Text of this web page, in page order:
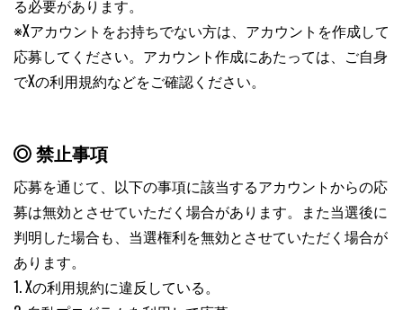
る必要があります。
※Xアカウントをお持ちでない方は、アカウントを作成して
応募してください。アカウント作成にあたっては、ご自身
でXの利用規約などをご確認ください。
禁止事項
応募を通じて、以下の事項に該当するアカウントからの応
募は無効とさせていただく場合があります。また当選後に
判明した場合も、当選権利を無効とさせていただく場合が
あります。
1. Xの利用規約に違反している。